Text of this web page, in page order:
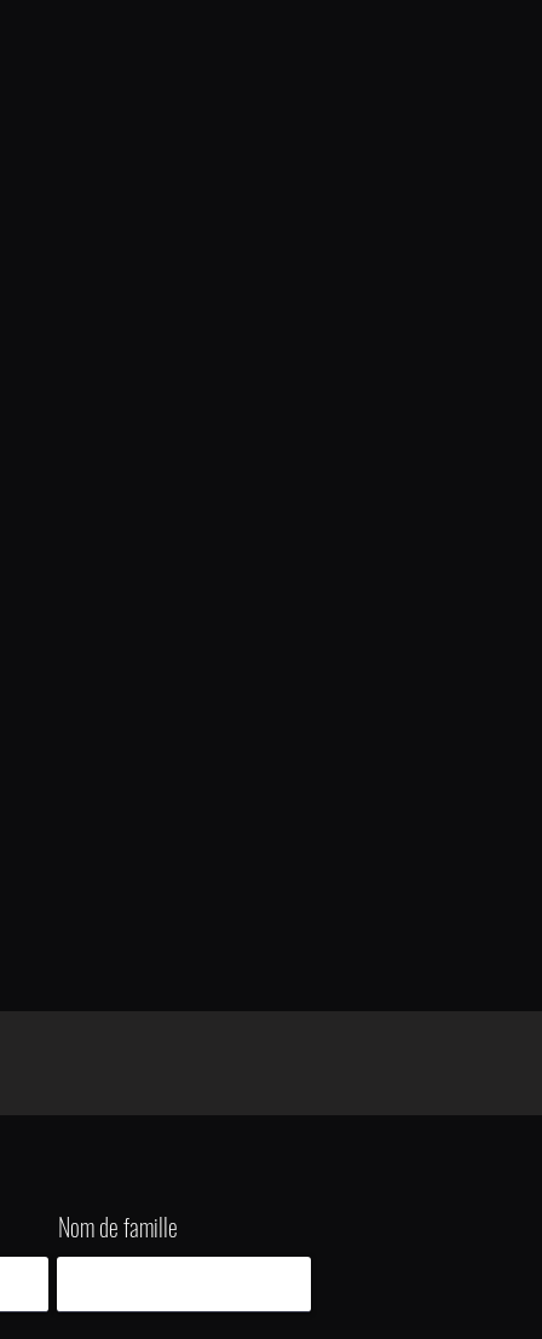
Nom de famille